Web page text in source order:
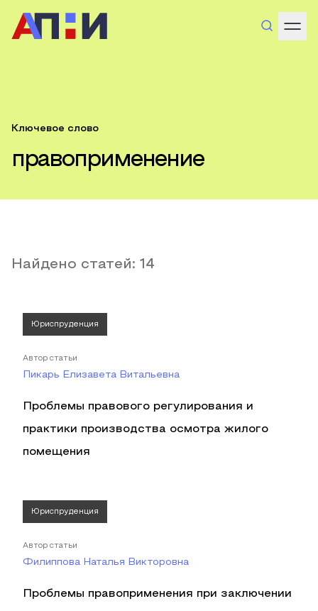
Ключевое слово
правоприменение
Найдено статей: 14
Юриспруденция
Автор статьи
Пикарь Елизавета Витальевна
Проблемы правового регулирования и
практики производства осмотра жилого
помещения
Юриспруденция
Автор статьи
Филиппова Наталья Викторовна
Проблемы правоприменения при заключении